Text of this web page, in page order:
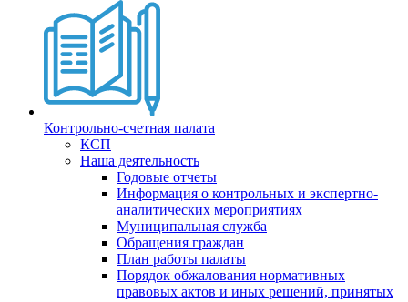
Контрольно-счетная палата
КСП
Наша деятельность
Годовые отчеты
Информация о контрольных и экспертно-
аналитических мероприятиях
Муниципальная служба
Обращения граждан
План работы палаты
Порядок обжалования нормативных
правовых актов и иных решений, принятых